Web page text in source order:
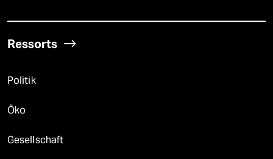
Ressorts
Politik
Öko
Gesellschaft